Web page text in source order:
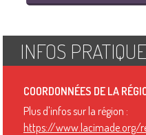
INFOS
COORDONNÉES DE LA
Plus d'infos sur la région :
https://www.lacimade.org/